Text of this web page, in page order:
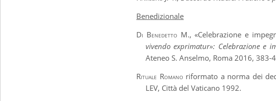
Benedizionale
Di Benedetto M., «Celebrazione e
vivendo exprimatur»: Celebrazione e
Ateneo S. Anselmo, Roma 2016, 383-
Rituale Romano riformato a norma dei
LEV, Città del Vaticano 1992.